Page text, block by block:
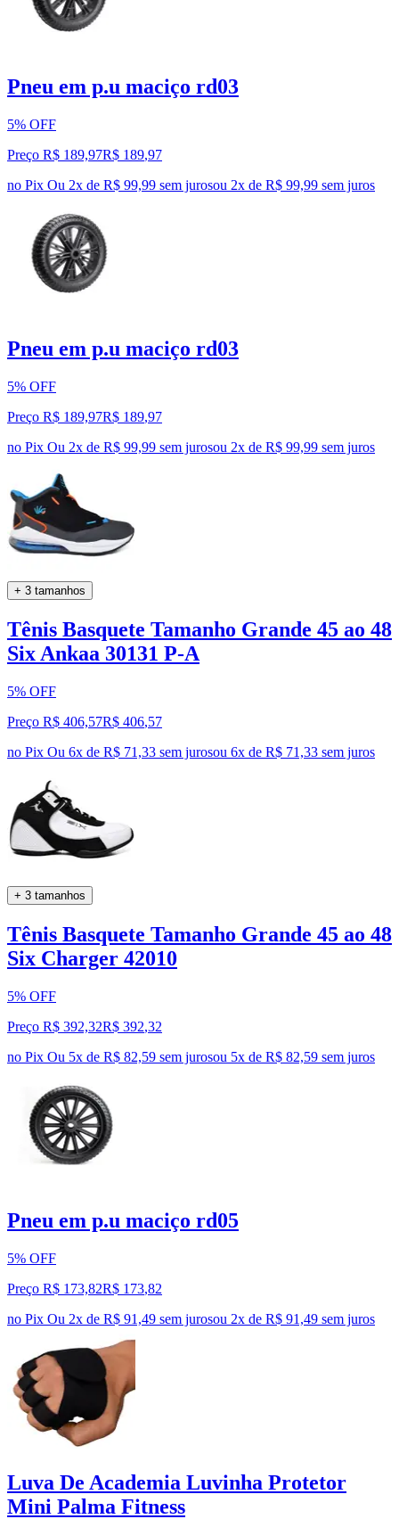
Pneu em p.u maciço rd03
5% OFF
Preço R$ 189,97R$ 189,97
no Pix Ou 2x de R$ 99,99 sem jurosou 2x de R$ 99,99 sem juros
Pneu em p.u maciço rd03
5% OFF
Preço R$ 189,97R$ 189,97
no Pix Ou 2x de R$ 99,99 sem jurosou 2x de R$ 99,99 sem juros
+ 3 tamanhos
Tênis Basquete Tamanho Grande 45 ao 48
Six Ankaa 30131 P-A
5% OFF
Preço R$ 406,57R$ 406,57
no Pix Ou 6x de R$ 71,33 sem jurosou 6x de R$ 71,33 sem juros
+ 3 tamanhos
Tênis Basquete Tamanho Grande 45 ao 48
Six Charger 42010
5% OFF
Preço R$ 392,32R$ 392,32
no Pix Ou 5x de R$ 82,59 sem jurosou 5x de R$ 82,59 sem juros
Pneu em p.u maciço rd05
5% OFF
Preço R$ 173,82R$ 173,82
no Pix Ou 2x de R$ 91,49 sem jurosou 2x de R$ 91,49 sem juros
Luva De Academia Luvinha Protetor
Mini Palma Fitness